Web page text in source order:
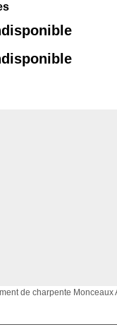
de charpente Monceaux